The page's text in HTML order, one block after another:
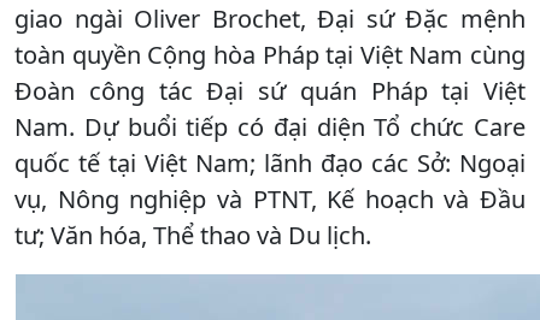
giao ngài Oliver Brochet, Đại sứ Đặc mệnh
toàn quyền Cộng hòa Pháp tại Việt Nam cùng
Đoàn công tác Đại sứ quán Pháp tại Việt
Nam. Dự buổi tiếp có đại diện Tổ chức Care
quốc tế tại Việt Nam; lãnh đạo các Sở: Ngoại
vụ, Nông nghiệp và PTNT, Kế hoạch và Đầu
tư; Văn hóa, Thể thao và Du lịch.